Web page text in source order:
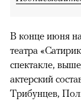
В конце июня
театра
спектакле,
актерский
Трибунцев,